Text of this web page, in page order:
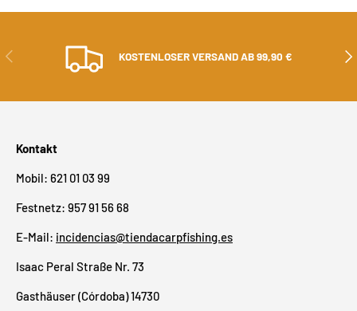
ZURÜCK KOSTENLOSER VERSAND AB 99,90 €
Kontakt
Mobil: 621 01 03 99
Festnetz: 957 91 56 68
E-Mail: incidencias@tiendacarpfishing.es
Isaac Peral Straße Nr. 73
Gasthäuser (Córdoba) 14730